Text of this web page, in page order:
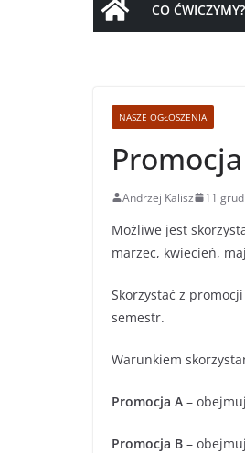
CO ĆWICZYMY?
NASZE OGŁOSZENIA
Andrzej Kalisz 11
Możliwe jest
marzec, kwiecień,
Skorzystać z
semestr.
Warunkiem
Promocja A –
Promocja B –